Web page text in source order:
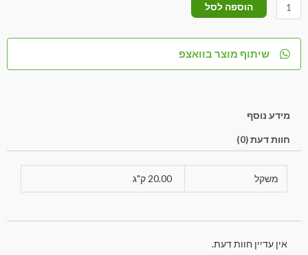
הוספה לסל
שיתוף מוצר בוואצפ
מידע נוסף
חוות דעת (0)
משקל 20.00 ק"ג
אין עדיין חוות דעת.